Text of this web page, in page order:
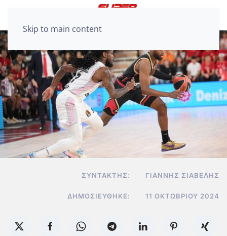
Skip to main content
ΣΥΝΤΆΚΤΗΣ: ΓΙΆΝΝΗΣ ΣΙΑΒΕΛΉΣ
ΔΗΜΟΣΙΕΎΘΗΚΕ: 11 ΟΚΤΩΒΡΊΟΥ 2024